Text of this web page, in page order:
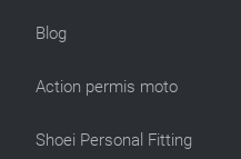
Blog
Action permis moto
Shoei Personal Fitting